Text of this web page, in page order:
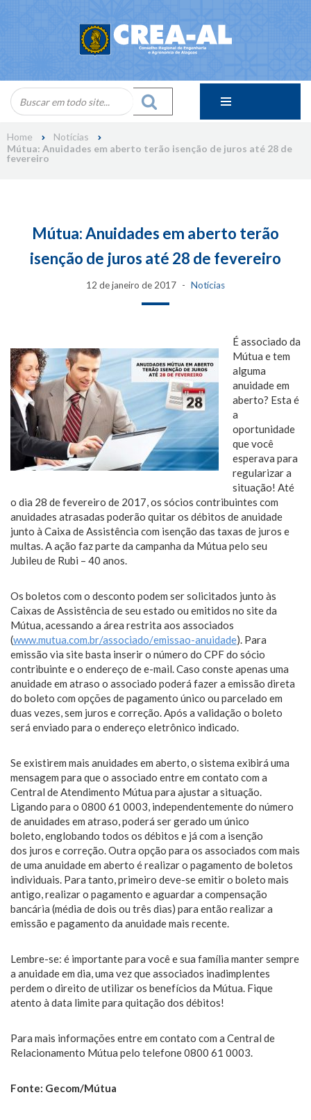
Home
Notícias
Mútua: Anuidades em aberto terão isenção de juros até 28 de
fevereiro
Mútua: Anuidades em aberto terão
isenção de juros até 28 de fevereiro
12 de janeiro de 2017 Notícias
É associado da
Mútua e tem
alguma
anuidade em
aberto? Esta é
a
oportunidade
que você
esperava para
regularizar a
situação! Até
o dia 28 de fevereiro de 2017, os sócios contribuintes com
anuidades atrasadas poderão quitar os débitos de anuidade
junto à Caixa de Assistência com isenção das taxas de juros e
multas. A ação faz parte da campanha da Mútua pelo seu
Jubileu de Rubi – 40 anos.
Os boletos com o desconto podem ser solicitados junto às
Caixas de Assistência de seu estado ou emitidos no site da
Mútua, acessando a área restrita aos associados
(www.mutua.com.br/associado/emissao-anuidade). Para
emissão via site basta inserir o número do CPF do sócio
contribuinte e o endereço de e-mail.Caso conste apenas uma
anuidade em atraso o associado poderá fazer a emissão direta
do boleto com opções de pagamento único ou parcelado em
duas vezes, sem juros e correção. Após a validação o boleto
será enviado para o endereço eletrônico indicado.
Se existirem mais anuidades em aberto, o sistema exibirá uma
mensagem para que o associado entre em contato com a
Central de Atendimento Mútua para ajustar a situação.
Ligando para o 0800 61 0003, independentemente do número
de anuidades em atraso, poderá ser gerado um único
boleto, englobando todos os débitos e já com a isenção
dos juros e correção. Outra opção para os associados com mais
de uma anuidade em aberto é realizar o pagamento de boletos
individuais. Para tanto, primeiro deve-se emitir o boleto mais
antigo, realizar o pagamento e aguardar a compensação
bancária (média de dois ou três dias) para então realizar a
emissão e pagamento da anuidade mais recente.
Lembre-se: é importante para você e sua família manter sempre
a anuidade em dia, uma vez que associados inadimplentes
perdem o direito de utilizar os benefícios da Mútua. Fique
atento à data limite para quitação dos débitos!
Para mais informações entre em contato com a Central de
Relacionamento Mútua pelo telefone 0800 61 0003.
Fonte: Gecom/Mútua